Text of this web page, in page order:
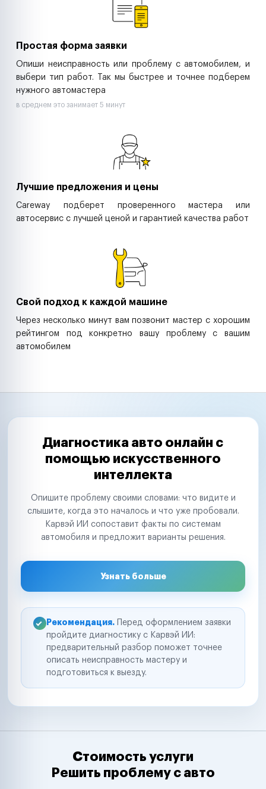
Простая форма заявки
Опиши неисправность или проблему с автомобилем, и
выбери тип работ. Так мы быстрее и точнее подберем
нужного автомастера
в среднем это занимает 5 минут
Лучшие предложения и цены
Careway подберет проверенного мастера или
автосервис с лучшей ценой и гарантией качества работ
Свой подход к каждой машине
Через несколько минут вам позвонит мастер с хорошим
рейтингом под конкретно вашу проблему с вашим
автомобилем
Диагностика авто онлайн с
помощью искусственного
интеллекта
Опишите проблему своими словами: что видите и
слышите, когда это началось и что уже пробовали.
Карвэй ИИ сопоставит факты по системам
автомобиля и предложит варианты решения.
Узнать больше
Рекомендация. Перед оформлением заявки
пройдите диагностику с Карвэй ИИ:
предварительный разбор поможет точнее
описать неисправность мастеру и
подготовиться к выезду.
Стоимость услуги
Решить проблему с авто